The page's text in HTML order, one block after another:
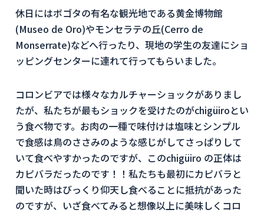
休日にはボゴタの有名な観光地である黄金博物館
(Museo de Oro)やモンセラテの丘(Cerro de
Monserrate)などへ行ったり、現地の学生の友達にショ
ッピングセンターに連れて行ってもらいました。
コロンビアでは様々なカルチャーショックがありまし
たが、私たちが最もショックを受けたのがchigüiroとい
う食べ物です。お肉の一種で味付けは塩味とシンプル
で食感は鳥のささみのような感じがしてさっぱりして
いて食べやすかったのですが、このchigüiro の正体は
カピバラだったのです！！私たちも最初にカピバラと
聞いた時はびっくり仰天し食べることに抵抗があった
のですが、いざ食べてみると想像以上に美味しくコロ